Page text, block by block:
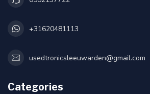
+31620481113
usedtronicsleeuwarden@gmail.com
Categories